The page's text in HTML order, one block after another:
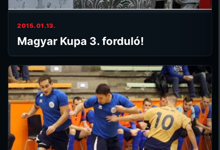
2015.01.13.
Magyar Kupa 3. forduló!